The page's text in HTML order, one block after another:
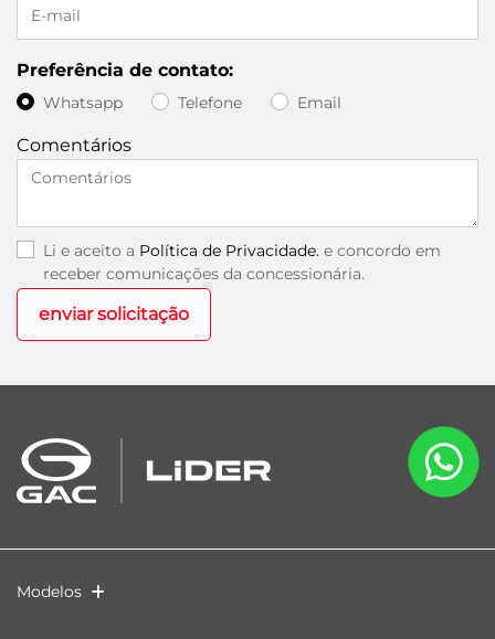
Preferência de contato:
Whatsapp Telefone Email
Comentários
Li e aceito a Política de Privacidade. e concordo em
receber comunicações da concessionária.
enviar solicitação
Modelos